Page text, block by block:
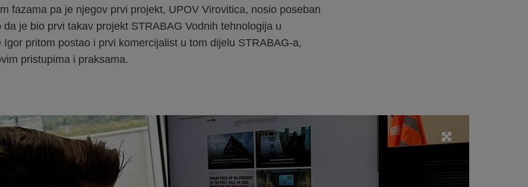
fazama pa je njegov prvi projekt, UPOV Virovitica, nosio poseban
da je bio prvi takav projekt STRABAG Vodnih tehnologija u
Igor pritom postao i prvi komercijalist u tom dijelu STRABAG-a,
pristupima i praksama.